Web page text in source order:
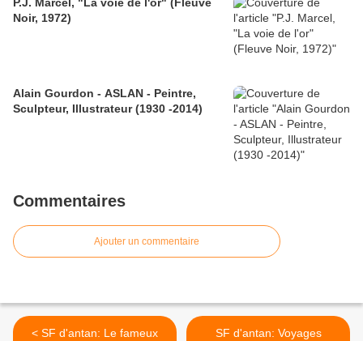
Noir, 1972)
Alain Gourdon - ASLAN - Peintre,
Sculpteur, Illustrateur (1930 -2014)
Commentaires
Ajouter un commentaire
< SF d'antan: Le fameux
SF d'antan: Voyages